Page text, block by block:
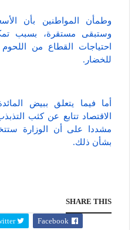
وطمأن المواطنين بأن
وستبقى مستقرة، بسبب
احتياجات القطاع من اللحوم
للخضار.
أما فيما يتعلق ببيض
الاقتصاد تتابع عن كثب
مشددا على أن الوزارة
بشأن ذلك.
SHARE THIS
Facebook
Twitter